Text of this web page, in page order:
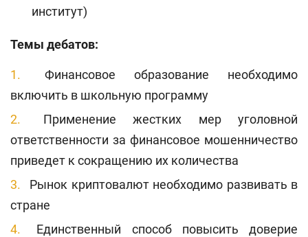
институт)
Темы дебатов:
Финансовое образование необходимо
включить в школьную программу
Применение жестких мер уголовной
ответственности за финансовое мошенничество
приведет к сокращению их количества
Рынок криптовалют необходимо развивать в
стране
Единственный способ повысить доверие